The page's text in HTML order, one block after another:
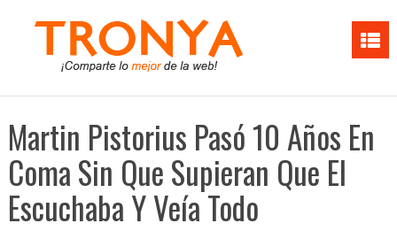
Martin Pistorius Pasó 10 Años En
Coma Sin Que Supieran Que El
Escuchaba Y Veía Todo